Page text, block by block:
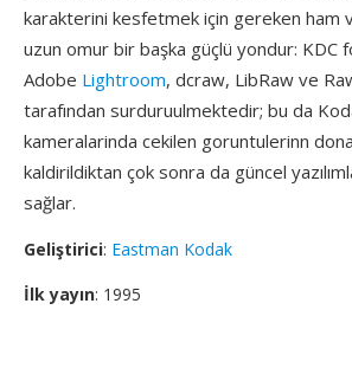
karakterini kesfetmek için gereken ham
uzun omur bir başka güçlü yondur: KDC
Adobe Lightroom, dcraw, LibRaw ve
tarafından surduruulmektedir; bu da
kameralarinda cekilen goruntulerinn
kaldirildiktan çok sonra da güncel
sağlar.
Geliştirici: Eastman Kodak
İlk yayın: 1995